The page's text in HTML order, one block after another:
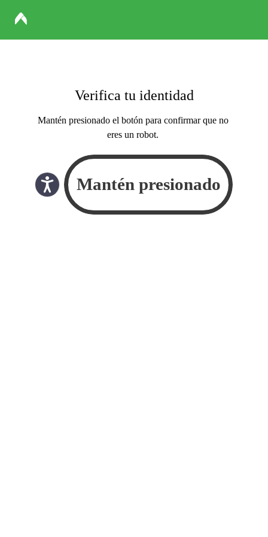
Verifica tu identidad
Mantén presionado el botón para confirmar que no
eres un robot.